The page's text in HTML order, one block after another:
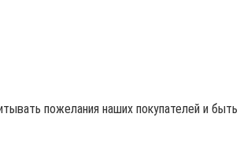
пожелания наших покупателей и